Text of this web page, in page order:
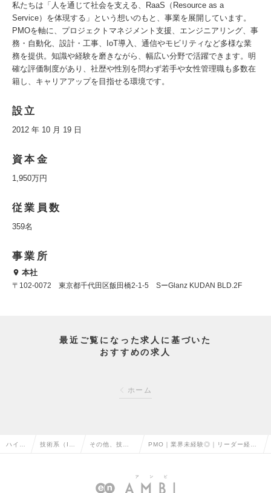
私たちは「人を通じて社会を支える、RaaS（Resource as a
Service）を体現する」という想いのもと、事業を展開しています。
PMOを軸に、プロジェクトマネジメント支援、エンジニアリング、事
務・自動化、設計・工事、IoT導入、通信やモビリティなど多様な業
務を提供。知識や経験を磨きながら、幅広い分野で活躍できます。明
確な評価制度があり、社歴や性別を問わず若手や女性管理職も多数在
籍し、キャリアアップを目指せる環境です。
設立
2012 年 10 月 19 日
資本金
1,950万円
従業員数
359名
事業所
本社
〒102-0072 東京都千代田区飯田橋2-1-5 SーGlanz KUDAN BLD.2F
最近ご覧になった求人に基づいた
おすすめの求人
ホーム
ハイク 技術系（I その他、技術
b・通信系）の
PMO｜業界未経験◎｜リーダー経験
大企業PJの伴走者募集！の求人情報